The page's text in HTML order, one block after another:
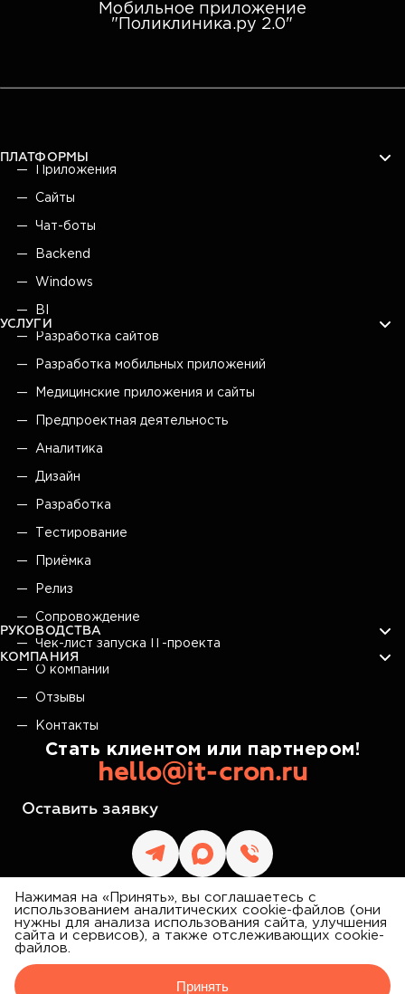
Мобильное приложение
"Поликлиника.ру 2.0"
Нажимая на «Принять», вы соглашаетесь с
использованием аналитических cookie-файлов (они
нужны для анализа использования сайта, улучшения
сайта и сервисов), а также отслеживающих cookie-
файлов.
Принять
IT CRON
ПЛАТФОРМЫ
Приложения
Сайты
Чат-боты
Backend
Windows
BI
УСЛУГИ
Разработка сайтов
Разработка мобильных приложений
Медицинские приложения и сайты
Предпроектная деятельность
Аналитика
Дизайн
Разработка
Тестирование
Приёмка
Релиз
Сопровождение
РУКОВОДСТВА
Чек-лист запуска IT-проекта
КОМПАНИЯ
О компании
Отзывы
Контакты
Стать клиентом или партнером!
hello@it-cron.ru
Оставить заявку